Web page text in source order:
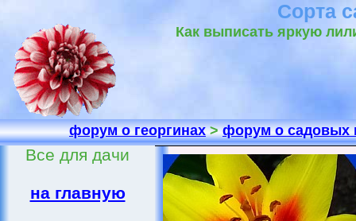
Сорта
Как выписать яркую
форум о георгинах>форум о садовых
Все для дачи
на главную